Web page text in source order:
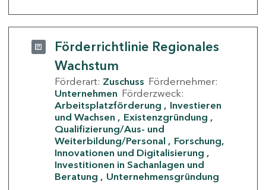
Förderrichtlinie Regionales
Wachstum
Förderart: Zuschuss Fördernehmer:
Unternehmen Förderzweck:
Arbeitsplatzförderung
Investieren
und Wachsen
Existenzgründung
Qualifizierung/Aus- und
Weiterbildung/Personal
Forschung,
Innovationen und Digitalisierung
Investitionen in Sachanlagen und
Beratung
Unternehmensgründung